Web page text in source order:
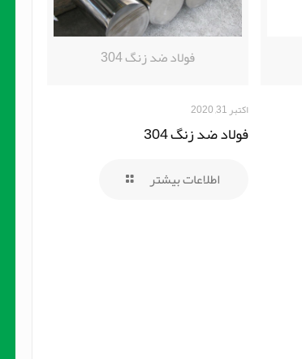
فولاد ضد زنگ 304
اکتبر 31, 2020
فولاد ضد زنگ 304
اطلاعات بیشتر